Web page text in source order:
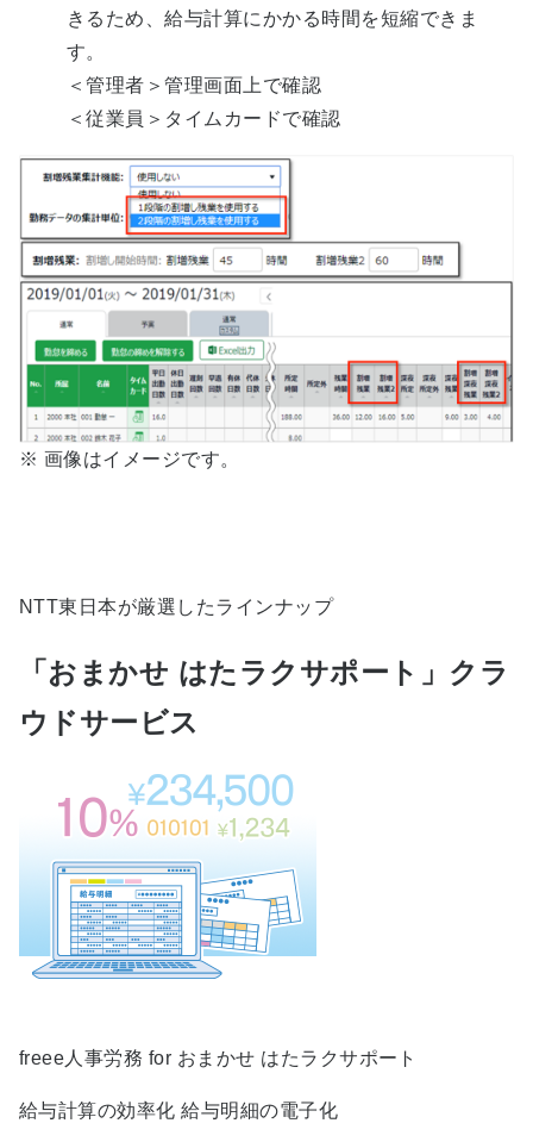
きるため、給与計算にかかる時間を短縮できま
す。
＜管理者＞管理画面上で確認
＜従業員＞タイムカードで確認
※ 画像はイメージです。
NTT東日本が厳選したラインナップ
「おまかせ はたラクサポート」クラ
ウドサービス
freee人事労務 for おまかせ はたラクサポート
給与計算の効率化 給与明細の電子化